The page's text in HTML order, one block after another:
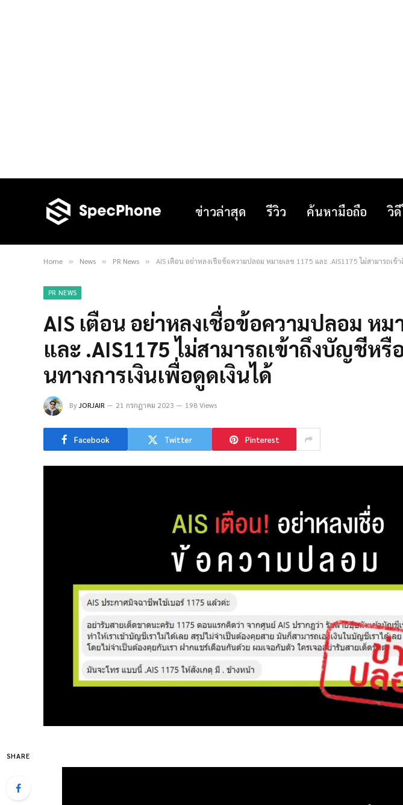
ข่าวล่าสุด รีวิว ค้นหามือถือ วิ
Home » News » PR News » AIS เตือน อย่าหลงเชื่อข้อความปลอม หมายเลข 1175 และ .AIS1175 ไม่สามารถ
PR NEWS
AIS เตือน อย่าหลงเชื่อข้อความปลอม หม
และ .AIS1175 ไม่สามารถเข้าถึงบัญชีห
นทางการเงินเพื่อดูดเงินได้
ByJORJAIR 21 กรกฎาคม 2023 198 Views
Facebook Twitter Pinterest
SHARE